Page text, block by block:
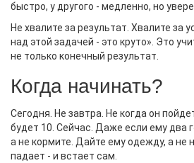
быстро, у другого - медленно, но
Не хвалите за результат. Хвалите за
над этой задачей - это круто». Это
не только конечный результат.
Когда начинать?
Сегодня. Не завтра. Не когда он
будет 10. Сейчас. Даже если ему два
а не кормите. Дайте ему одежду, а не
падает - и встает сам.